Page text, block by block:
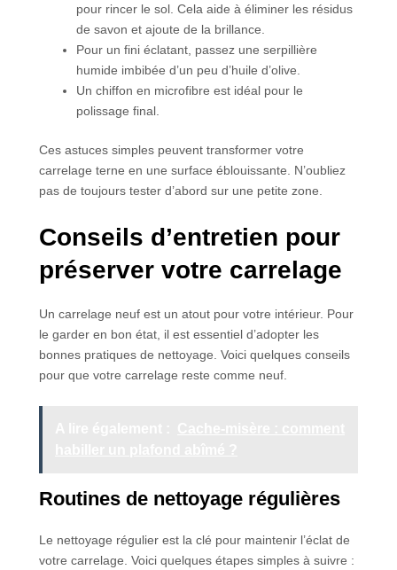
pour rincer le sol. Cela aide à éliminer les résidus
de savon et ajoute de la brillance.
Pour un fini éclatant, passez une serpillière
humide imbibée d’un peu d’huile d’olive.
Un chiffon en microfibre est idéal pour le
polissage final.
Ces astuces simples peuvent transformer votre
carrelage terne en une surface éblouissante. N’oubliez
pas de toujours tester d’abord sur une petite zone.
Conseils d’entretien pour
préserver votre carrelage
Un carrelage neuf est un atout pour votre intérieur. Pour
le garder en bon état, il est essentiel d’adopter les
bonnes pratiques de nettoyage. Voici quelques conseils
pour que votre carrelage reste comme neuf.
Routines de nettoyage régulières
Le nettoyage régulier est la clé pour maintenir l’éclat de
votre carrelage. Voici quelques étapes simples à suivre :